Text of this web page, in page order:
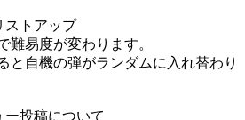
ストアップ
易度が変わります。
自機の弾がランダムに入れ替わり
投稿について